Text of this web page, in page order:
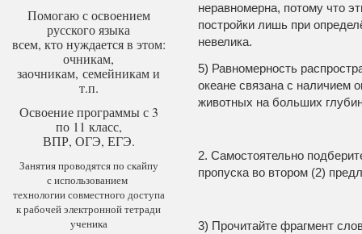
неравномерна, потому что
постройки лишь при
невелика.
5) Равномерность
океане связана с наличием
животных на больших
2. Самостоятельно
пропуска во втором (2)
3) Прочитайте фрагмент
Помогаю с освоением
русского языка
всем, кто нуждается в этом:
очникам,
заочникам, семейникам и
т.п.
Освоение программы с 3
по 11 класс,
ВПР, ОГЭ, ЕГЭ.
Занятия проводятся по скайпу
с использованием
технологии совместного доступа
к рабочей электронной тетради
ученика